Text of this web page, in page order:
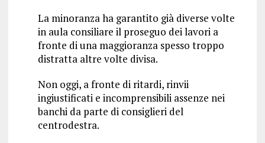
La minoranza ha garantito già diverse volte
in aula consiliare il proseguo dei lavori a
fronte di una maggioranza spesso troppo
distratta altre volte divisa.
Non oggi, a fronte di ritardi, rinvii
ingiustificati e incomprensibili assenze nei
banchi da parte di consiglieri del
centrodestra.